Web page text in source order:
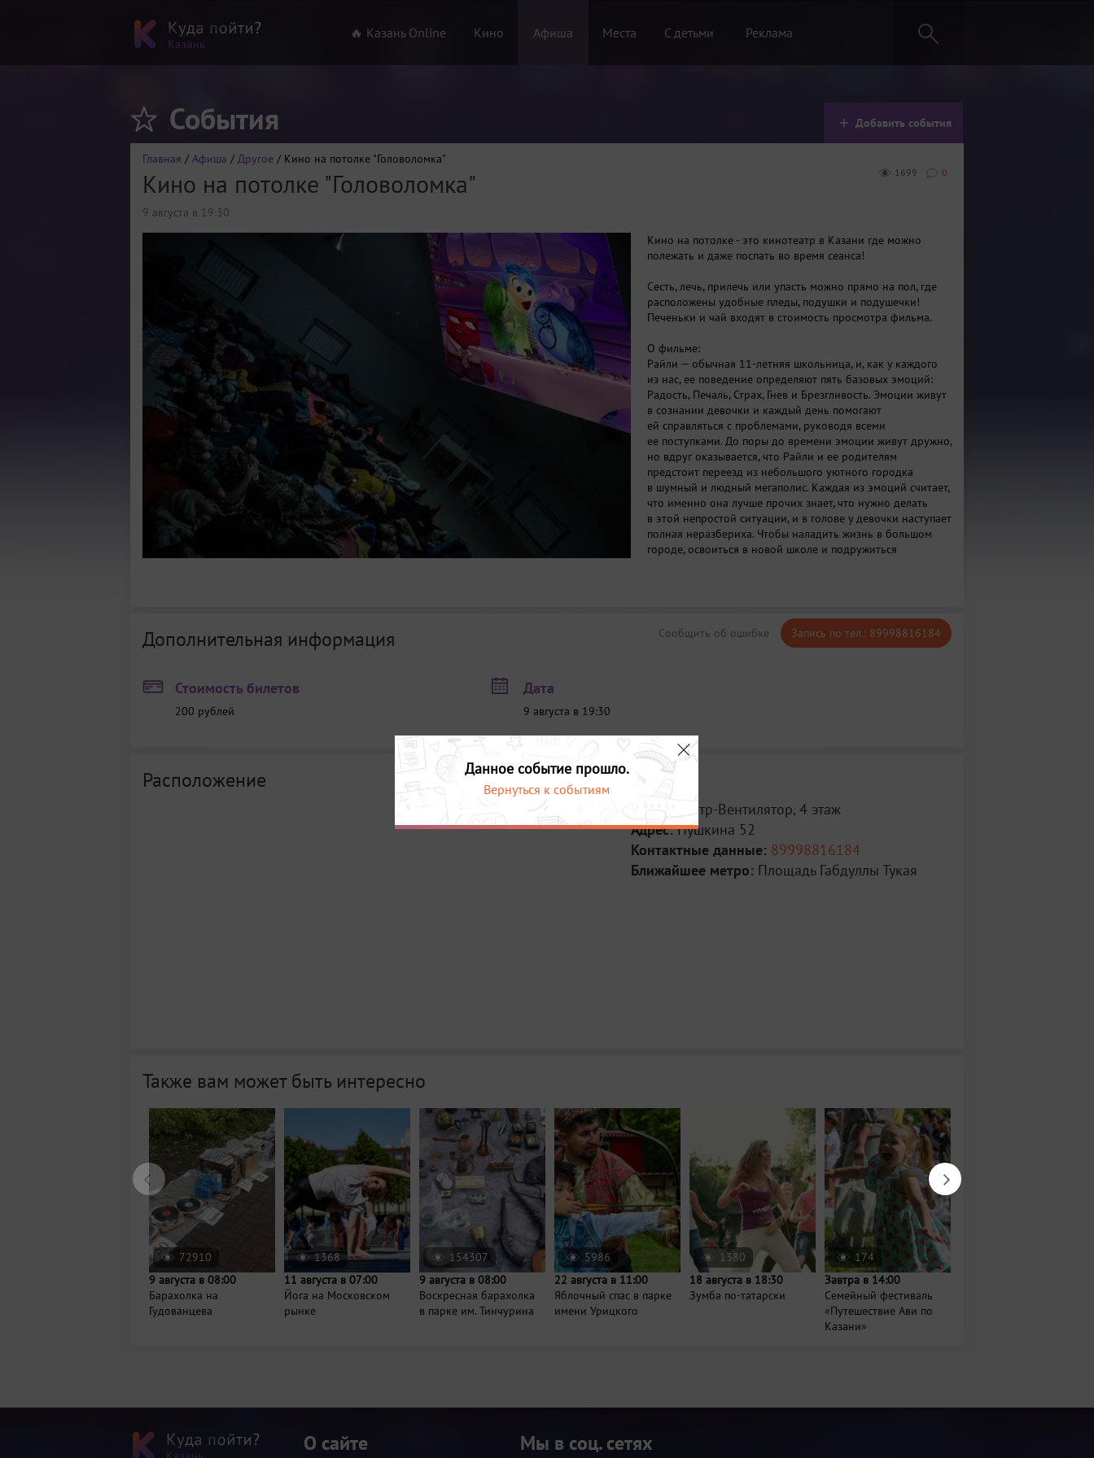
🔥 Казань Online Кино Афиша Места С детьми Реклама
События Добавить события
Главная / Афиша / Другое / Кино на потолке "Головоломка"
0
1699
Кино на потолке "Головоломка"
9 августа в 19:30
Кино на потолке - это кинотеатр в Казани где можно
полежать и даже поспать во время сеанса!
Сесть, лечь, прилечь или упасть можно прямо на пол, где
расположены удобные пледы, подушки и подушечки!
Печеньки и чай входят в стоимость просмотра фильма.
О фильме:
Райли — обычная 11-летняя школьница, и, как у каждого
из нас, ее поведение определяют пять базовых эмоций:
Радость, Печаль, Страх, Гнев и Брезгливость. Эмоции живут
в сознании девочки и каждый день помогают
ей справляться с проблемами, руководя всеми
ее поступками. До поры до времени эмоции живут дружно,
но вдруг оказывается, что Райли и ее родителям
предстоит переезд из небольшого уютного городка
в шумный и людный мегаполис. Каждая из эмоций считает,
что именно она лучше прочих знает, что нужно делать
в этой непростой ситуации, и в голове у девочки наступает
полная неразбериха. Чтобы наладить жизнь в большом
городе, освоиться в новой школе и подружиться
Сообщить об ошибке Запись по тел.: 89998816184
Дополнительная информация
Стоимость билетов
200 рублей
Дата
9 августа в 19:30
Расположение
Место:
Театр-Вентилятор, 4 этаж
Адрес:Пушкина 52
Контактные данные: 89998816184
Ближайшее метро: Площадь Габдуллы Тукая
Также вам может быть интересно
72910
9 августа в 08:00
Барахолка на
Гудованцева
1368
11 августа в 07:00
Йога на Московском
рынке
154307
9 августа в 08:00
Воскресная барахолка
в парке им. Тинчурина
5986
22 августа в 11:00
Яблочный спас в парке
имени Урицкого
1380
18 августа в 18:30
Зумба по-татарски
174
Завтра в 14:00
Семейный фестиваль
«Путешествие Ави по
Казани»
Данное событие прошло.
Вернуться к событиям
О сайте Мы в соц. сетях